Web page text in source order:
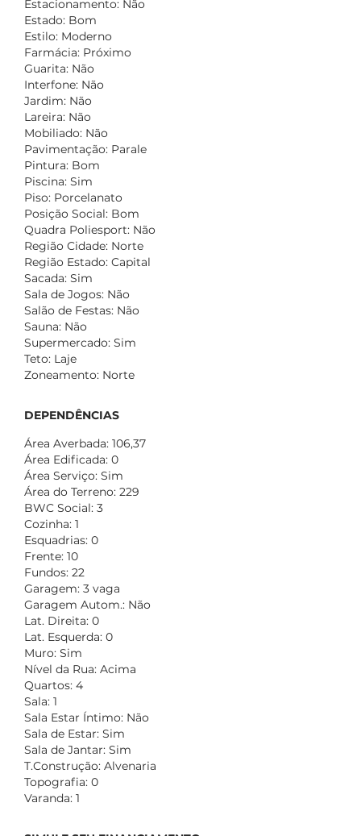
Estacionamento: Não
Estado: Bom
Estilo: Moderno
Farmácia: Próximo
Guarita: Não
Interfone: Não
Jardim: Não
Lareira: Não
Mobiliado: Não
Pavimentação: Parale
Pintura: Bom
Piscina: Sim
Piso: Porcelanato
Posição Social: Bom
Quadra Poliesport: Não
Região Cidade: Norte
Região Estado: Capital
Sacada: Sim
Sala de Jogos: Não
Salão de Festas: Não
Sauna: Não
Supermercado: Sim
Teto: Laje
Zoneamento: Norte
DEPENDÊNCIAS
Área Averbada: 106,37
Área Edificada: 0
Área Serviço: Sim
Área do Terreno: 229
BWC Social: 3
Cozinha: 1
Esquadrias: 0
Frente: 10
Fundos: 22
Garagem: 3 vaga
Garagem Autom.: Não
Lat. Direita: 0
Lat. Esquerda: 0
Muro: Sim
Nível da Rua: Acima
Quartos: 4
Sala: 1
Sala Estar Íntimo: Não
Sala de Estar: Sim
Sala de Jantar: Sim
T.Construção: Alvenaria
Topografia: 0
Varanda: 1